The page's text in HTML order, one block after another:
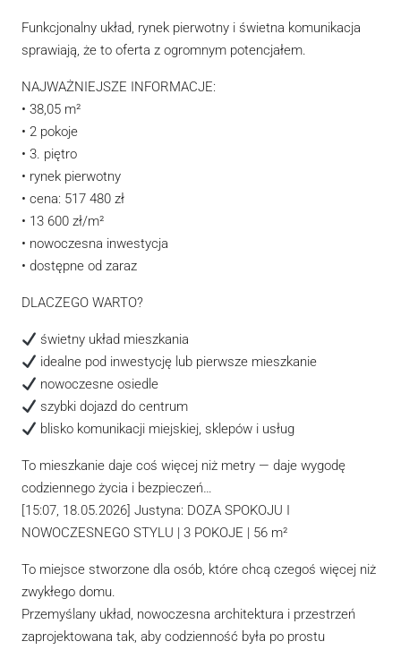
Funkcjonalny układ, rynek pierwotny i świetna komunikacja
sprawiają, że to oferta z ogromnym potencjałem.
NAJWAŻNIEJSZE INFORMACJE:
• 38,05 m²
• 2 pokoje
• 3. piętro
• rynek pierwotny
• cena: 517 480 zł
• 13 600 zł/m²
• nowoczesna inwestycja
• dostępne od zaraz
DLACZEGO WARTO?
świetny układ mieszkania
idealne pod inwestycję lub pierwsze mieszkanie
nowoczesne osiedle
szybki dojazd do centrum
blisko komunikacji miejskiej, sklepów i usług
To mieszkanie daje coś więcej niż metry — daje wygodę
codziennego życia i bezpieczeń…
[15:07, 18.05.2026] Justyna: DOZA SPOKOJU I
NOWOCZESNEGO STYLU | 3 POKOJE | 56 m²
To miejsce stworzone dla osób, które chcą czegoś więcej niż
zwykłego domu.
Przemyślany układ, nowoczesna architektura i przestrzeń
zaprojektowana tak, aby codzienność była po prostu